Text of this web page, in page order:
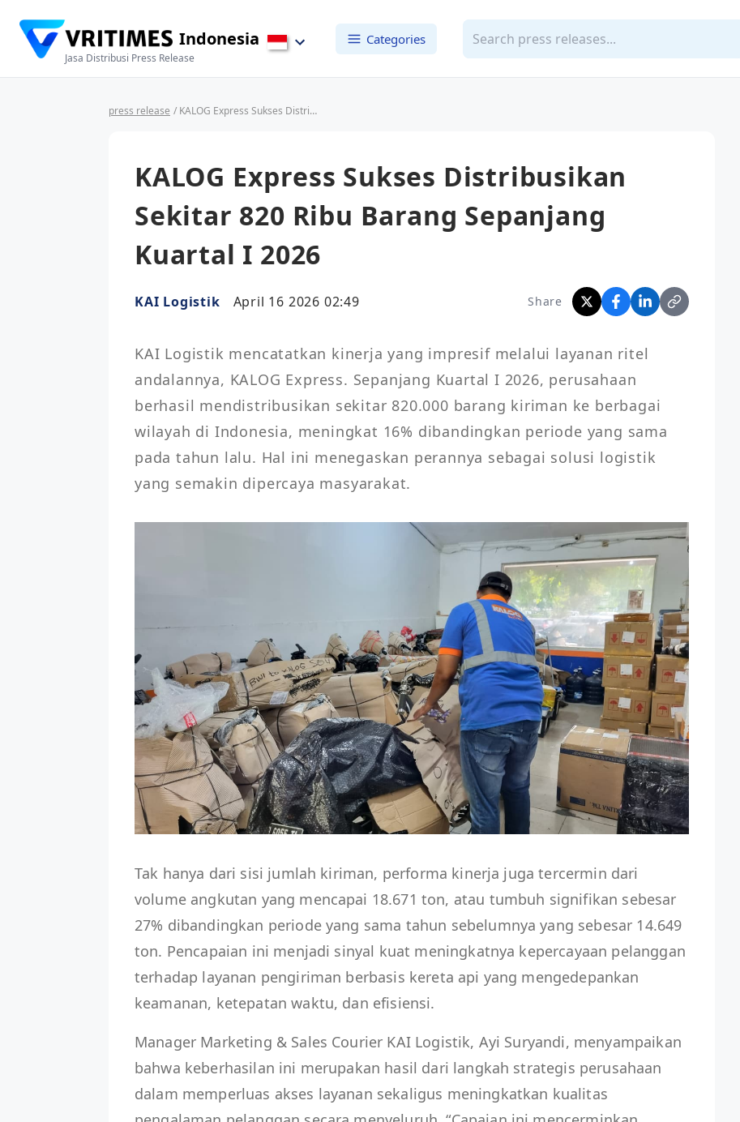
Indonesia
Jasa Distribusi Press Release
Categories
press release / KALOG Express Sukses Distribusikan Sekitar 820 Ribu Barang Sepanjang Kuartal I 2026
KALOG Express Sukses Distribusikan
Sekitar 820 Ribu Barang Sepanjang
Kuartal I 2026
KAI Logistik April 16 2026 02:49 Share
KAI Logistik mencatatkan kinerja yang impresif melalui layanan ritel
andalannya, KALOG Express. Sepanjang Kuartal I 2026, perusahaan
berhasil mendistribusikan sekitar 820.000 barang kiriman ke berbagai
wilayah di Indonesia, meningkat 16% dibandingkan periode yang sama
pada tahun lalu. Hal ini menegaskan perannya sebagai solusi logistik
yang semakin dipercaya masyarakat.
Tak hanya dari sisi jumlah kiriman, performa kinerja juga tercermin dari
volume angkutan yang mencapai 18.671 ton, atau tumbuh signifikan sebesar
27% dibandingkan periode yang sama tahun sebelumnya yang sebesar 14.649
ton. Pencapaian ini menjadi sinyal kuat meningkatnya kepercayaan pelanggan
terhadap layanan pengiriman berbasis kereta api yang mengedepankan
keamanan, ketepatan waktu, dan efisiensi.
Manager Marketing & Sales Courier KAI Logistik, Ayi Suryandi, menyampaikan
bahwa keberhasilan ini merupakan hasil dari langkah strategis perusahaan
dalam memperluas akses layanan sekaligus meningkatkan kualitas